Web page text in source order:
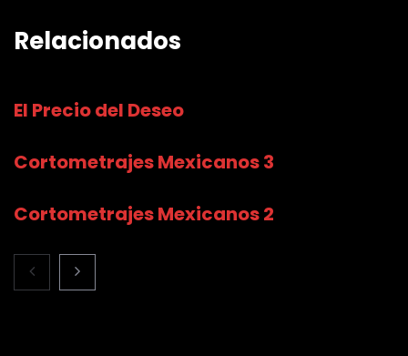
Relacionados
El Precio del Deseo
Cortometrajes Mexicanos 3
Cortometrajes Mexicanos 2